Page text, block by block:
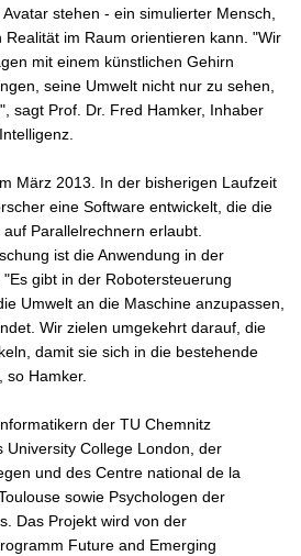
stehen - ein simulierter Mensch,
im Raum orientieren kann. "Wir
mit einem künstlichen Gehirn
seine Umwelt nicht nur zu sehen,
sagt Prof. Dr. Fred Hamker, Inhaber
März 2013. In der bisherigen Laufzeit
eine Software entwickelt, die die
Parallelrechnern erlaubt.
ist die Anwendung in der
gibt in der Robotersteuerung
Umwelt an die Maschine anzupassen,
Wir zielen umgekehrt darauf, die
damit sie sich in die bestehende
so Hamker.
der TU Chemnitz
University College London, der
und des Centre national de la
sowie Psychologen der
Das Projekt wird von der
Future and Emerging